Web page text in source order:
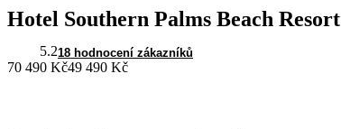
Hotel Southern Palms Beach Resort
5.218 hodnocení zákazníků
70 490 Kč49 490 Kč